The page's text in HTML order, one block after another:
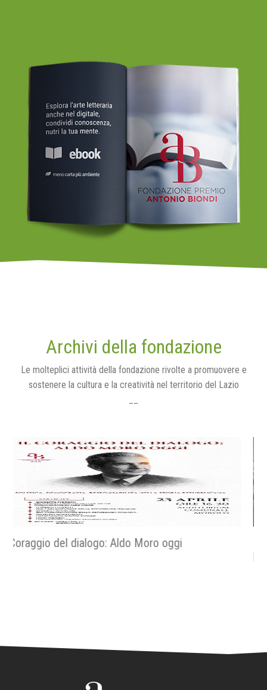
Archivi della fondazione
Le molteplici attività della fondazione rivolte a promuovere e
sostenere la cultura e la creatività nel territorio del Lazio
Religiose e religiosi nella resistenza - La fede nella